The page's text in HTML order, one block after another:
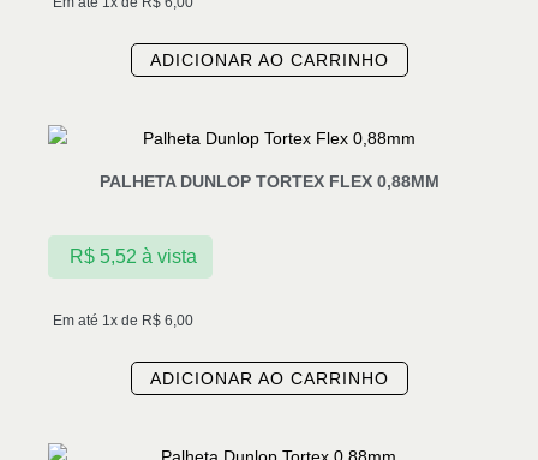
ADICIONAR AO CARRINHO
PALHETA DUNLOP TORTEX FLEX 0,88MM
Em até 1x de R$ 6,00
R$5,52 à vista
ADICIONAR AO CARRINHO